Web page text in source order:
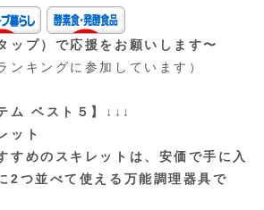
ップ）で応援をお願いします〜
ンキングに参加しています）
ム ベスト５】↓↓↓
ット
すめのスキレットは、安価で手に入
2つ並べて使える万能調理器具で